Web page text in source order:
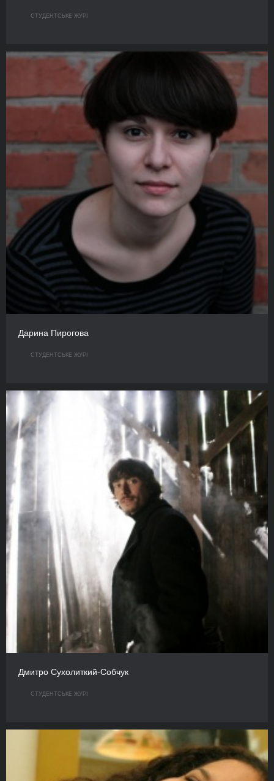
СТУДЕНТСЬКЕ ЖУРІ
Дарина Пирогова
СТУДЕНТСЬКЕ ЖУРІ
Дмитро Сухолиткий-Собчук
СТУДЕНТСЬКЕ ЖУРІ